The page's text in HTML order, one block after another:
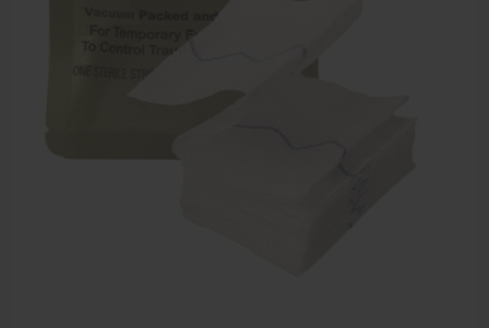
Brandwonden verzorging
Medische hulpmiddelen